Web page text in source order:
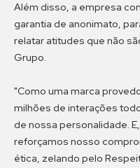
Além disso, a empresa
garantia de anonimato,
relatar atitudes que não
Grupo.
"Como uma marca
milhões de interações
de nossa personalidade.
reforçamos nosso
ética, zelando pelo